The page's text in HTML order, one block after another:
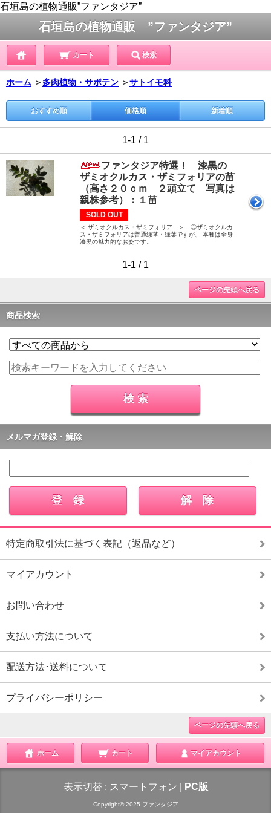
石垣島の植物通販”ファンタジア”
石垣島の植物通販 ”ファンタジア”
カート 検索
ホーム ＞ 多肉植物・サボテン ＞サトイモ科
おすすめ順 価格順 新着順
1-1 / 1
ファンタジア特選！ 漆黒の
ザミオクルカス・ザミフォリアの苗
（高さ２０ｃｍ ２頭立て 写真は
親株参考）：１苗
SOLD OUT
＜ ザミオクルカス・ザミフォリア ＞ ◎ザミオクルカ
ス・ザミフォリアは普通緑茎・緑葉ですが、 本種は全身
漆黒の魅力的なお姿です。
1-1 / 1
ページの先頭へ戻る
商品検索
メルマガ登録・解除
特定商取引法に基づく表記（返品など）
マイアカウント
お問い合わせ
支払い方法について
配送方法･送料について
プライバシーポリシー
ページの先頭へ戻る
ホーム カート マイアカウント
表示切替 : スマートフォン PC版
Copyright© 2025 ファンタジア